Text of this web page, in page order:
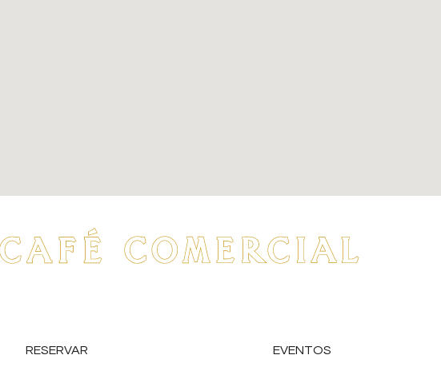
RESERVAR EVENTOS